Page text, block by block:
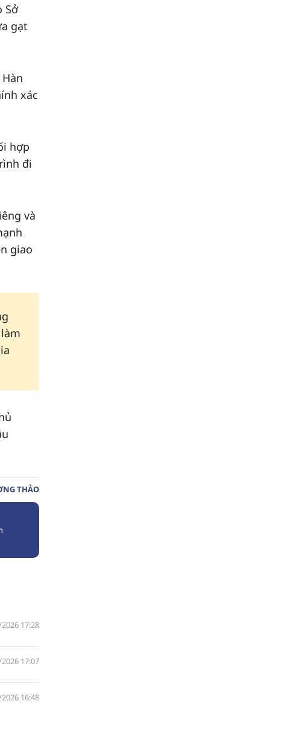
Sở
gạt
xác
hợp
đi
và
giao
THẢO
17:28
17:07
16:48